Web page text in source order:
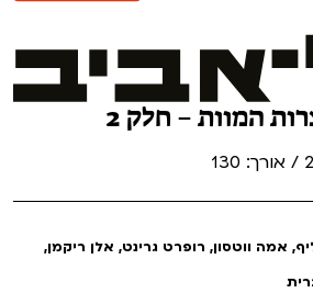
המוות – חלק 2
אמה ווטסון, רופרט גרינט, אלן ריקמן,